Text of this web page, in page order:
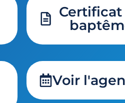
Certificat
Voir